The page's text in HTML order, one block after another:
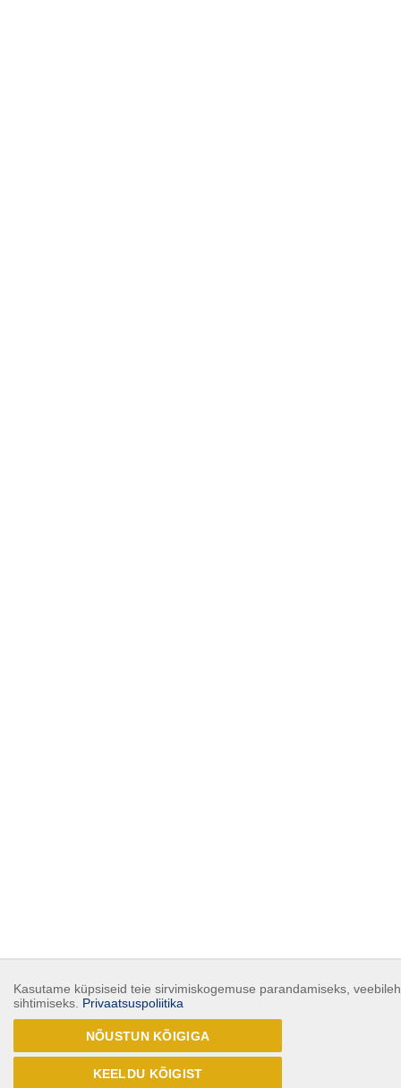
Kasutame küpsiseid teie sirvimiskogemuse parandamiseks,
sihtimiseks. Privaatsuspoliitika
NÕUSTUN KÕIGIGA
KEELDU KÕIGIST